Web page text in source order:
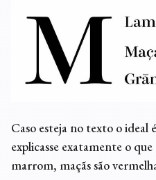
Caso esteja no texto o
explicasse exatamente o
marrom, maçãs são